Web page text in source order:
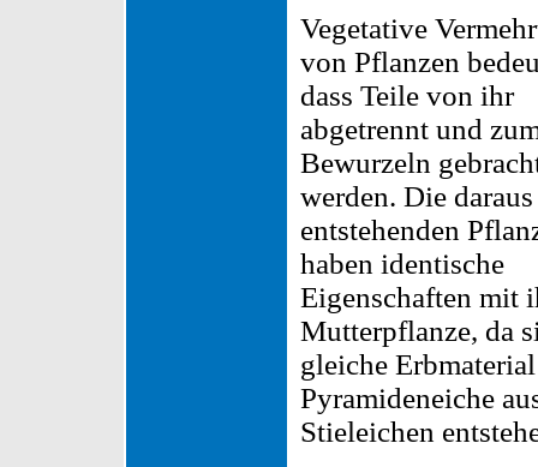
Vegetative
von Pflanzen
dass Teile von ihr
abgetrennt und
Bewurzeln
werden. Die daraus
entstehenden
haben identische
Eigenschaften mit
Mutterpflanze, da
gleiche
Pyramideneiche
Stieleichen